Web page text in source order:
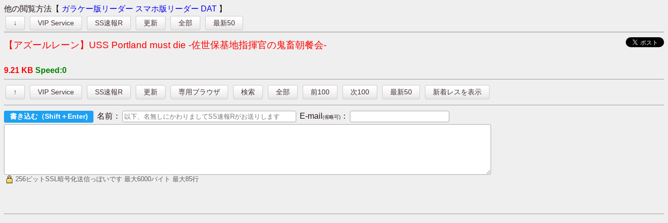
他の閲覧方法【 ガラケー版リーダー スマホ版リーダー DAT 】
↓ VIP Service SS速報R 更新 全部 最新50
【アズールレーン】USS Portland must die -佐世保基地指揮官の鬼畜朝餐会-
9.21 KB Speed:0
↑ VIP Service SS速報R 更新 専用ブラウザ 検索 全部 前100 次100 最新50 新着レスを表示
名前： E-mail (省略可) ：
256ビットSSL暗号化送信っぽいです 最大6000バイト 最大85行